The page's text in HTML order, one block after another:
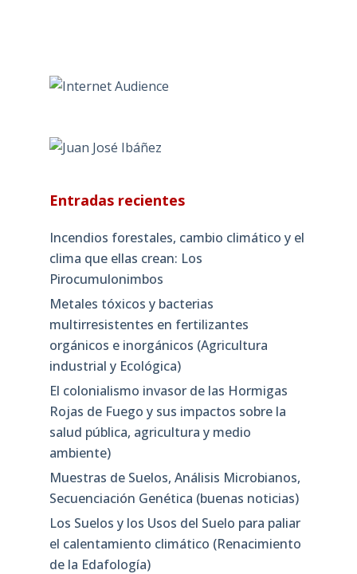
Entradas recientes
Incendios forestales, cambio climático y el
clima que ellas crean: Los
Pirocumulonimbos
Metales tóxicos y bacterias
multirresistentes en fertilizantes
orgánicos e inorgánicos (Agricultura
industrial y Ecológica)
El colonialismo invasor de las Hormigas
Rojas de Fuego y sus impactos sobre la
salud pública, agricultura y medio
ambiente)
Muestras de Suelos, Análisis Microbianos,
Secuenciación Genética (buenas noticias)
Los Suelos y los Usos del Suelo para paliar
el calentamiento climático (Renacimiento
de la Edafología)